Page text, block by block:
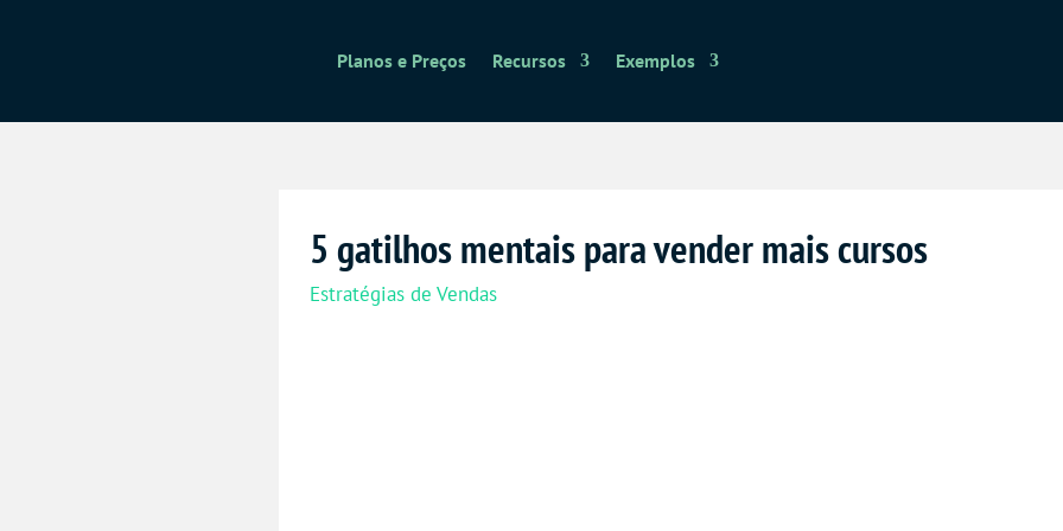
Planos e Preços Recursos Exemplos
5 gatilhos mentais para vender mais cursos
Estratégias de Vendas